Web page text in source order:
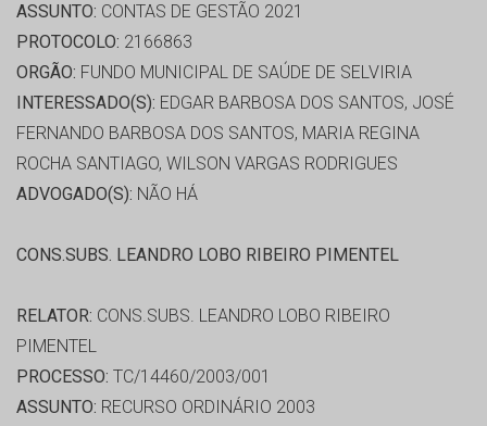
ASSUNTO: CONTAS DE GESTÃO 2021
PROTOCOLO: 2166863
ORGÃO: FUNDO MUNICIPAL DE SAÚDE DE SELVIRIA
INTERESSADO(S): EDGAR BARBOSA DOS SANTOS, JOSÉ
FERNANDO BARBOSA DOS SANTOS, MARIA REGINA
ROCHA SANTIAGO, WILSON VARGAS RODRIGUES
ADVOGADO(S): NÃO HÁ
CONS.SUBS. LEANDRO LOBO RIBEIRO PIMENTEL
RELATOR: CONS.SUBS. LEANDRO LOBO RIBEIRO
PIMENTEL
PROCESSO: TC/14460/2003/001
ASSUNTO: RECURSO ORDINÁRIO 2003